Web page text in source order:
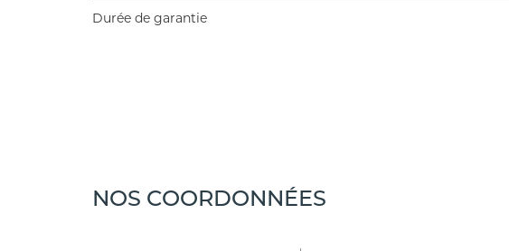
Durée de garantie
Finition
NOS COORDONNÉES